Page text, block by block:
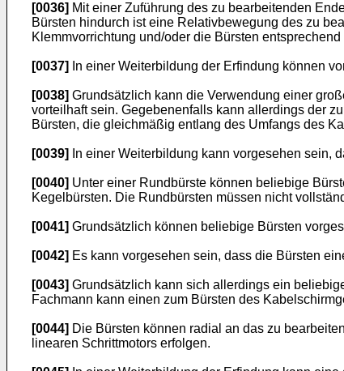
[0036] Mit einer Zuführung des zu bearbeitenden
Bürsten hindurch ist eine Relativbewegung des zu
Klemmvorrichtung und/oder die Bürsten entsprechend
[0037] In einer Weiterbildung der Erfindung können
[0038] Grundsätzlich kann die Verwendung einer
vorteilhaft sein. Gegebenenfalls kann allerdings der
Bürsten, die gleichmäßig entlang des Umfangs des
[0039] In einer Weiterbildung kann vorgesehen sein,
[0040] Unter einer Rundbürste können beliebige
Kegelbürsten. Die Rundbürsten müssen nicht
[0041] Grundsätzlich können beliebige Bürsten
[0042] Es kann vorgesehen sein, dass die Bürsten
[0043] Grundsätzlich kann sich allerdings ein
Fachmann kann einen zum Bürsten des
[0044] Die Bürsten können radial an das zu
linearen Schrittmotors erfolgen.